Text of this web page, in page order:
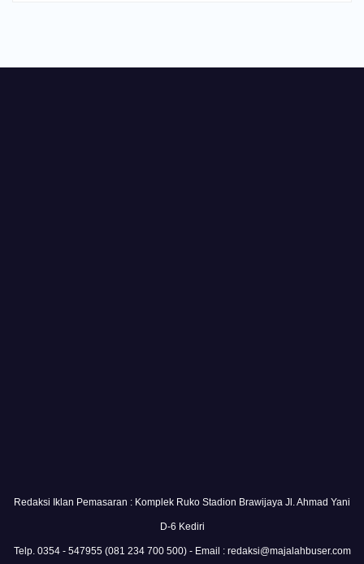
Redaksi Iklan Pemasaran : Komplek Ruko Stadion Brawijaya Jl. Ahmad Yani
D-6 Kediri
Telp. 0354 - 547955 (081 234 700 500) - Email : redaksi@majalahbuser.com